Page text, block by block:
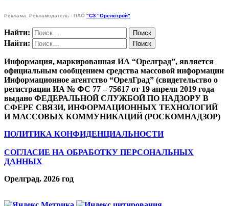
Реклама. Рекламодатель - ПАО "СЗ "Орелстрой"
Найти:
Найти:
Информация, маркированная ИА “Орелград”, является
официальным сообщением средства массовой информации
Информационное агентство “ОрелГрад” (свидетельство о
регистрации ИА № ФС 77 – 75617 от 19 апреля 2019 года
выдано ФЕДЕРАЛЬНОЙ СЛУЖБОЙ ПО НАДЗОРУ В
СФЕРЕ СВЯЗИ, ИНФОРМАЦИОННЫХ ТЕХНОЛОГИЙ
И МАССОВЫХ КОММУНИКАЦИЙ (РОСКОМНАДЗОР)
ПОЛИТИКА КОНФИДЕНЦИАЛЬНОСТИ
СОГЛАСИЕ НА ОБРАБОТКУ ПЕРСОНАЛЬНЫХ
ДАННЫХ
Орелград. 2026 год